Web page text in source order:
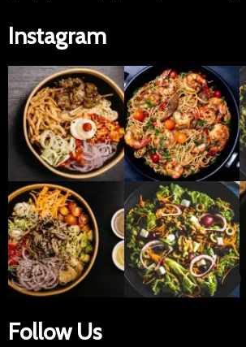
Instagram
Follow Us